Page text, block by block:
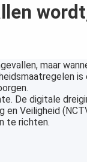
maar
De digitale
Veiligheid
te richten.